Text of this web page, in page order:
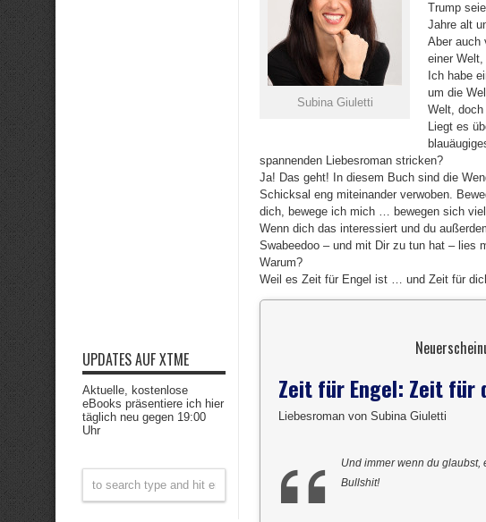
Subina Giuletti
Trump
Jahre alt
Aber auch
einer
Ich habe
um die
Welt,
Liegt es
spannenden Liebesroman stricken?
Ja! Das geht! In diesem Buch sind die
Schicksal eng miteinander verwoben.
dich, bewege ich mich … bewegen sich
Wenn dich das interessiert und du
Swabeedoo – und mit Dir zu tun hat – lies
Warum?
Weil es Zeit für Engel ist … und Zeit für
Zeit für Engel: Zeit für
Liebesroman von Subina Giuletti
Und immer wenn du glaubst,
Bullshit!
UPDATES AUF XTME
Aktuelle, kostenlose
eBooks präsentiere ich hier
täglich neu gegen 19:00
Uhr